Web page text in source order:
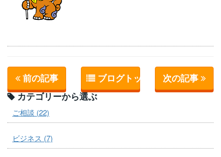
前の記事 ブログトップへ 次の記事
カテゴリーから選ぶ
ご相談 (22)
ビジネス (7)